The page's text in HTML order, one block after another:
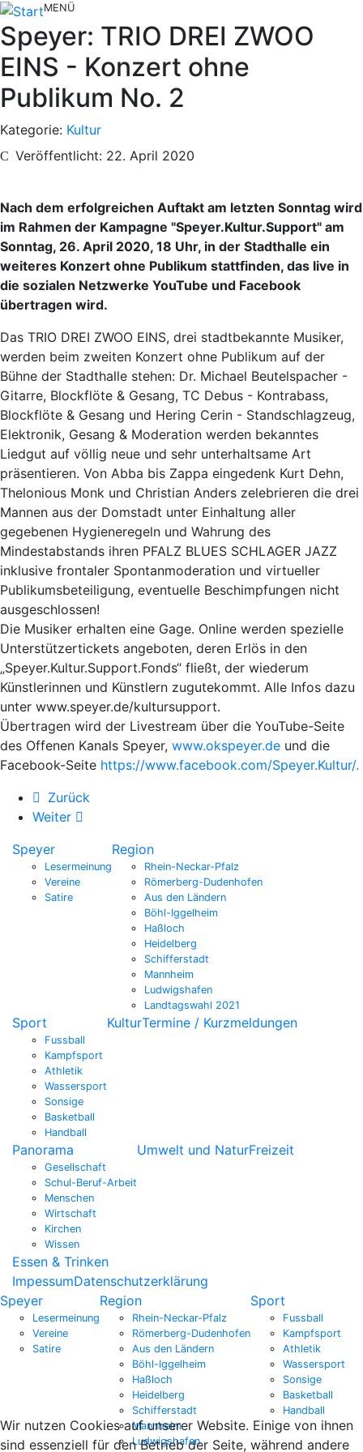
MENÜ
Speyer: TRIO DREI ZWOO
EINS - Konzert ohne
Publikum No. 2
Kategorie: Kultur
Veröffentlicht: 22. April 2020
Nach dem erfolgreichen Auftakt am letzten Sonntag wird
im Rahmen der Kampagne "Speyer.Kultur.Support" am
Sonntag, 26. April 2020, 18 Uhr, in der Stadthalle ein
weiteres Konzert ohne Publikum stattfinden, das live in
die sozialen Netzwerke YouTube und Facebook
übertragen wird.
Das TRIO DREI ZWOO EINS, drei stadtbekannte Musiker,
werden beim zweiten Konzert ohne Publikum auf der
Bühne der Stadthalle stehen: Dr. Michael Beutelspacher -
Gitarre, Blockflöte & Gesang, TC Debus - Kontrabass,
Blockflöte & Gesang und Hering Cerin - Standschlagzeug,
Elektronik, Gesang & Moderation werden bekanntes
Liedgut auf völlig neue und sehr unterhaltsame Art
präsentieren. Von Abba bis Zappa eingedenk Kurt Dehn,
Thelonious Monk und Christian Anders zelebrieren die drei
Mannen aus der Domstadt unter Einhaltung aller
gegebenen Hygieneregeln und Wahrung des
Mindestabstands ihren PFALZ BLUES SCHLAGER JAZZ
inklusive frontaler Spontanmoderation und virtueller
Publikumsbeteiligung, eventuelle Beschimpfungen nicht
ausgeschlossen!
Die Musiker erhalten eine Gage. Online werden spezielle
Unterstützertickets angeboten, deren Erlös in den
„Speyer.Kultur.Support.Fonds“ fließt, der wiederum
Künstlerinnen und Künstlern zugutekommt. Alle Infos dazu
unter www.speyer.de/kultursupport.
Übertragen wird der Livestream über die YouTube-Seite
des Offenen Kanals Speyer, www.okspeyer.de und die
Facebook-Seite https://www.facebook.com/Speyer.Kultur/.
Zurück
Weiter
Speyer
Lesermeinung
Vereine
Satire
Region
Rhein-Neckar-Pfalz
Römerberg-Dudenhofen
Aus den Ländern
Böhl-Iggelheim
Haßloch
Heidelberg
Schifferstadt
Mannheim
Ludwigshafen
Landtagswahl 2021
Sport
Fussball
Kampfsport
Athletik
Wassersport
Sonsige
Basketball
Handball
KulturTermine / Kurzmeldungen
Panorama
Gesellschaft
Schul-Beruf-Arbeit
Menschen
Wirtschaft
Kirchen
Wissen
Umwelt und NaturFreizeit
Essen & Trinken
ImpessumDatenschutzerklärung
Speyer
Lesermeinung
Vereine
Satire
Region
Rhein-Neckar-Pfalz
Römerberg-Dudenhofen
Aus den Ländern
Böhl-Iggelheim
Haßloch
Heidelberg
Schifferstadt
Mannheim
Ludwigshafen
Sport
Fussball
Kampfsport
Athletik
Wassersport
Sonsige
Basketball
Handball
Wir nutzen Cookies auf unserer Website. Einige von ihnen
sind essenziell für den Betrieb der Seite, während andere